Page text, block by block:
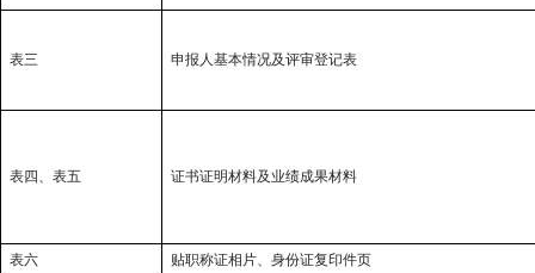
表三 申报人基本情况及评审登记表
表四、表五 证书证明材料及业绩成果材料
表六
贴职称证相片、身份证复印件页